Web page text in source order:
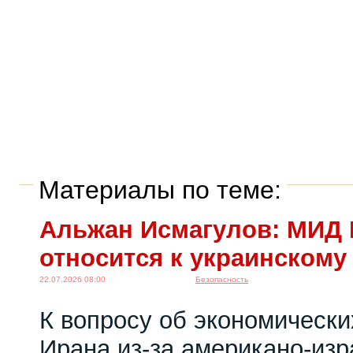
Материалы по теме:
Альжан Исмагулов: МИД
относится к
22.07.2026 08:00 Безопасность
К вопросу об